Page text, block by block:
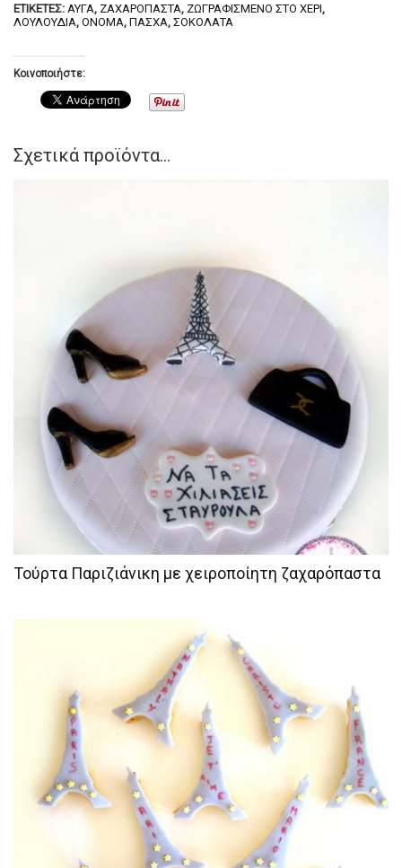
ΕΤΙΚΈΤΕΣ: ΑΥΓΆ, ΖΑΧΑΡΌΠΑΣΤΑ, ΖΩΓΡΑΦΙΣΜΈΝΟ ΣΤΟ ΧΈΡΙ,
ΛΟΥΛΟΎΔΙΑ, ΌΝΟΜΑ, ΠΆΣΧΑ, ΣΟΚΟΛΆΤΑ
Κοινοποιήστε:
Σχετικά προϊόντα...
Τούρτα Παριζιάνικη με χειροποίητη ζαχαρόπαστα